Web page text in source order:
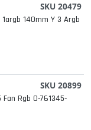
SKU 20479
140mm Y 3 Argb
SKU 20899
Rgb 0-761345-